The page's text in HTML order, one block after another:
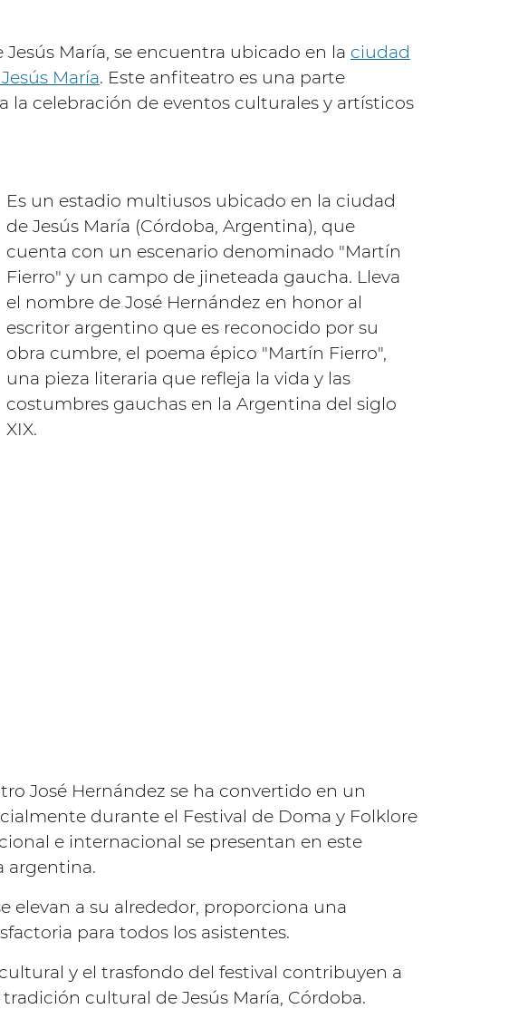
María, se encuentra ubicado en la ciudad
María. Este anfiteatro es una parte
celebración de eventos culturales y artísticos
Es un estadio multiusos ubicado en la ciudad
de Jesús María (Córdoba, Argentina), que
cuenta con un escenario denominado "Martín
Fierro" y un campo de jineteada gaucha. Lleva
el nombre de José Hernández en honor al
escritor argentino que es reconocido por su
obra cumbre, el poema épico "Martín Fierro",
una pieza literaria que refleja la vida y las
costumbres gauchas en la Argentina del siglo
XIX.
José Hernández se ha convertido en un
durante el Festival de Doma y Folklore
e internacional se presentan en este
argentina.
elevan a su alrededor, proporciona una
para todos los asistentes.
y el trasfondo del festival contribuyen a
cultural de Jesús María, Córdoba.